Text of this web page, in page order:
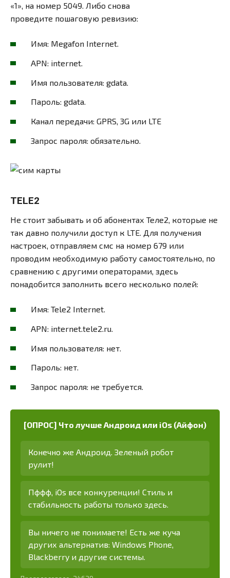
«1», на номер 5049. Либо снова
проведите пошаговую ревизию:
Имя: Megafon Internet.
APN: internet.
Имя пользователя: gdata.
Пароль: gdata.
Канал передачи: GPRS, 3G или LTE
Запрос пароля: обязательно.
TELE2
Не стоит забывать и об абонентах Теле2, которые не
так давно получили доступ к LTE. Для получения
настроек, отправляем смс на номер 679 или
проводим необходимую работу самостоятельно, по
сравнению с другими операторами, здесь
понадобится заполнить всего несколько полей:
Имя: Tele2 Internet.
APN: internet.tele2.ru.
Имя пользователя: нет.
Пароль: нет.
Запрос пароля: не требуется.
[ОПРОС] Что лучше Андроид или iOs (Айфон)
Конечно же Андроид. Зеленый робот
рулит!
Пффф, iOs все конкуренции! Стиль и
стабильность работы только здесь.
Вы ничего не понимаете! Есть же куча
других альтернатив: Windows Phone,
Blackberry и другие системы.